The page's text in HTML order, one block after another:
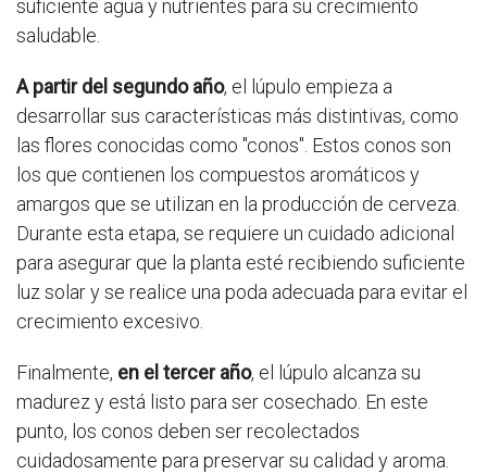
suficiente agua y nutrientes para su crecimiento
saludable.
A partir del segundo año, el lúpulo empieza a
desarrollar sus características más distintivas, como
las flores conocidas como "conos". Estos conos son
los que contienen los compuestos aromáticos y
amargos que se utilizan en la producción de cerveza.
Durante esta etapa, se requiere un cuidado adicional
para asegurar que la planta esté recibiendo suficiente
luz solar y se realice una poda adecuada para evitar el
crecimiento excesivo.
Finalmente, en el tercer año, el lúpulo alcanza su
madurez y está listo para ser cosechado. En este
punto, los conos deben ser recolectados
cuidadosamente para preservar su calidad y aroma.